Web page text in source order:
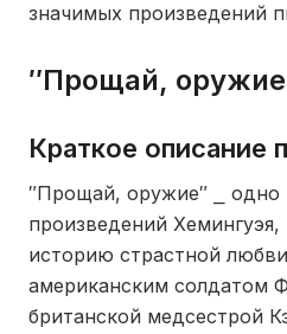
значимых произведений
″Прощай,
Краткое описание
″Прощай, оружие″ ⎯ одно
произведений
историю страстной
американским солдатом
британской медсестрой